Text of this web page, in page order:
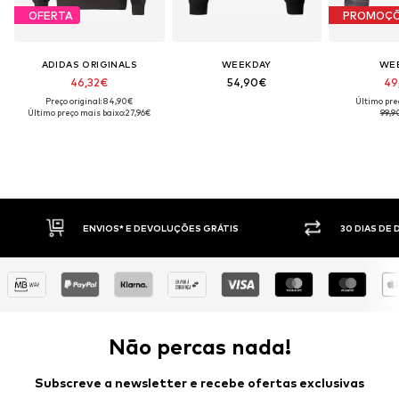
OFERTA
ADIDAS ORIGINALS
46,32€
Preço original: 84,90€
Último preço mais baixo:27,96€
WEEKDAY
54,90€
Último
30 DIAS DE DIREITO DE DEVOLUÇÃO
Não percas nada!
Subscreve a newsletter e recebe ofertas exclusivas